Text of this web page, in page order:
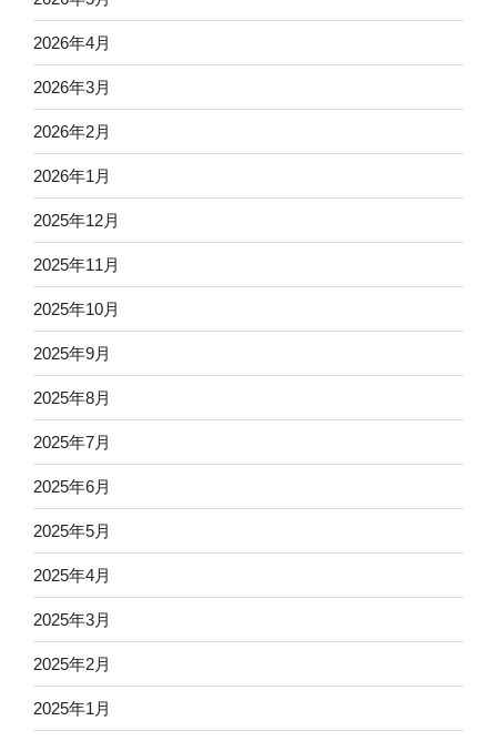
2026年4月
2026年3月
2026年2月
2026年1月
2025年12月
2025年11月
2025年10月
2025年9月
2025年8月
2025年7月
2025年6月
2025年5月
2025年4月
2025年3月
2025年2月
2025年1月